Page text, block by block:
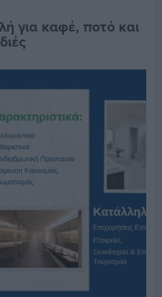
για καφέ, ποτό και